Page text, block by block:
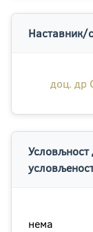
Наставник/
доц. др
нема